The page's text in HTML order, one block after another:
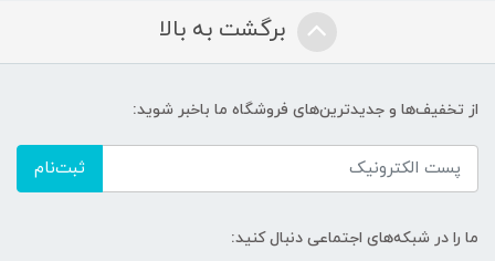
برگشت به بالا
از تخفیف‌ها و جدیدترین‌های فروشگاه ما باخبر شوید:
ثبت‌نام
ما را در شبکه‌های اجتماعی دنبال کنید: